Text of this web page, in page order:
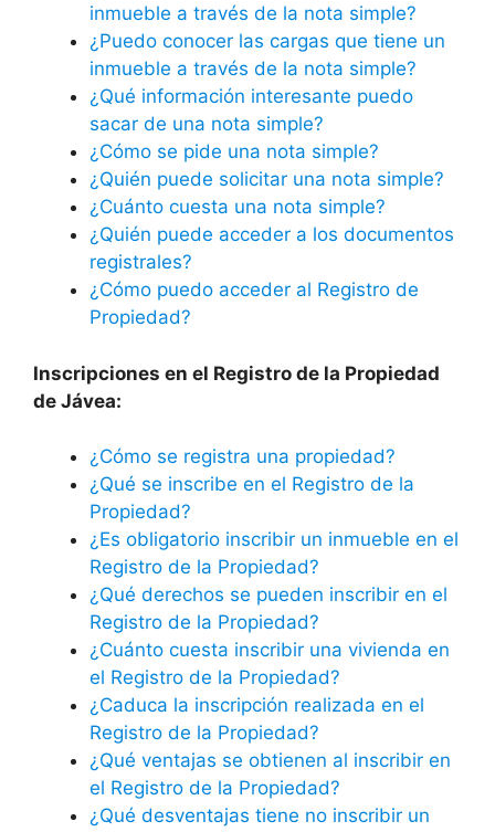
inmueble a través de la nota simple?
¿Puedo conocer las cargas que tiene un
inmueble a través de la nota simple?
¿Qué información interesante puedo
sacar de una nota simple?
¿Cómo se pide una nota simple?
¿Quién puede solicitar una nota simple?
¿Cuánto cuesta una nota simple?
¿Quién puede acceder a los documentos
registrales?
¿Cómo puedo acceder al Registro de
Propiedad?
Inscripciones en el Registro de la Propiedad
de Jávea:
¿Cómo se registra una propiedad?
¿Qué se inscribe en el Registro de la
Propiedad?
¿Es obligatorio inscribir un inmueble en el
Registro de la Propiedad?
¿Qué derechos se pueden inscribir en el
Registro de la Propiedad?
¿Cuánto cuesta inscribir una vivienda en
el Registro de la Propiedad?
¿Caduca la inscripción realizada en el
Registro de la Propiedad?
¿Qué ventajas se obtienen al inscribir en
el Registro de la Propiedad?
¿Qué desventajas tiene no inscribir un